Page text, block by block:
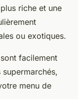
riche et une
ou exotiques.
facilement
menu de